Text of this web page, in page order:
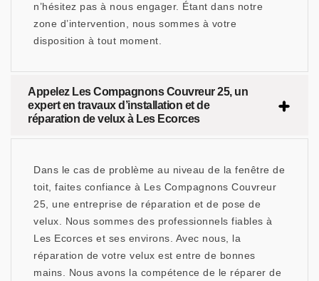
n’hésitez pas à nous engager. Étant dans notre
zone d’intervention, nous sommes à votre
disposition à tout moment.
Appelez Les Compagnons Couvreur 25, un
expert en travaux d’installation et de
réparation de velux à Les Ecorces
Dans le cas de problème au niveau de la fenêtre de
toit, faites confiance à Les Compagnons Couvreur
25, une entreprise de réparation et de pose de
velux. Nous sommes des professionnels fiables à
Les Ecorces et ses environs. Avec nous, la
réparation de votre velux est entre de bonnes
mains. Nous avons la compétence de le réparer de